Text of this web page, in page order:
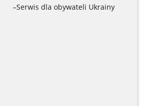
–Serwis dla obywateli Ukrainy